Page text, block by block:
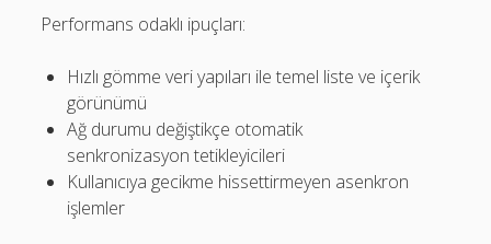
Performans odaklı ipuçları:
Hızlı gömme veri yapıları ile temel liste ve içerik
görünümü
Ağ durumu değiştikçe otomatik
senkronizasyon tetikleyicileri
Kullanıcıya gecikme hissettirmeyen asenkron
işlemler